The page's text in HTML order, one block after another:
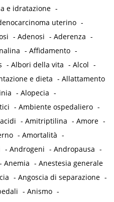
e idratazione -
uterino -
-Adenosi -Aderenza -
-Affidamento -
-Albori della vita -Alcol -
e dieta -Allattamento
-Alopecia -
-Ambiente ospedaliero -
-Amitriptilina -Amore -
-Amortalità -
-Androgeni -Andropausa -
-Anemia -Anestesia generale
-Angoscia di separazione -
-Anismo -